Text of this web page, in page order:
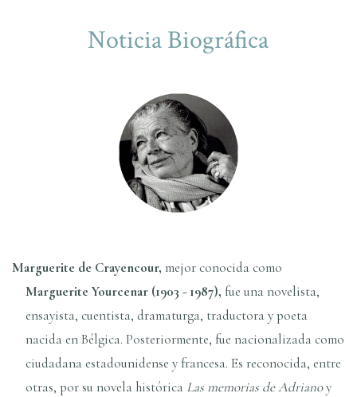
Noticia Biográfica
Marguerite de Crayencour, mejor conocida como
Marguerite Yourcenar (1903 - 1987), fue una novelista,
ensayista, cuentista, dramaturga, traductora y poeta
nacida en Bélgica. Posteriormente, fue nacionalizada como
ciudadana estadounidense y francesa. Es reconocida, entre
otras, por su novela histórica Las memorias de Adrianoy